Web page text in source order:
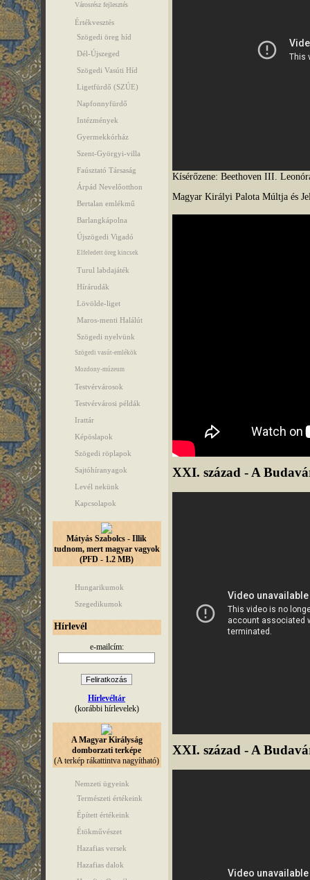
Városrész fejlesztés
Értékvesztés
Szögedi öreg híd
Dél-Újszeged
Szögedi Vasúti Híd
Ligetfürdő (SZÚE)
Napfonnyfürdő
Intézmények
Gyermekkórház
Szent-Györgyi-villa
Faúsztató Társaság
Árpád Nevelőotthon
Bertalan emlékmű
Barlangkápolna
Újszögedi Vigadó
Elfeledett öreg kincsek
Turul labdajáték
Hírárudák
Lövölde-liget
Maros-menti Halálút
Szögedi nyelvünk
Szögedi vasút-emlékök
Mozdony-múzeum
Testvérvárosok
Testvérvárosi példák
Irattár
Képöslapok
Szögedi röplapok
Sajtóhíranyagok
Levél nekünk
Kapcsolapok
Mátyás Szabolcs - Illik
tudnom, mert magyar vagyok
(PFD - 1.2 MB)
Hungarikumok
Szegedikumok
Hírlevél
e-mailcím:
Hírlevéltár
(korábbi hírlevelek)
A Magyar Királyság
domborzati terképe
(A terkép rákattintva nagyítható)
Nemzeti ügyeink
Természeti értékeink
Épített értékeink
Étökművészet
Hazafias versek
Hazafias dalok
Kísérőzene: Beethoven III.
Magyar Királyi Palota Múltja és
XXI. század - A
XXI. század - A